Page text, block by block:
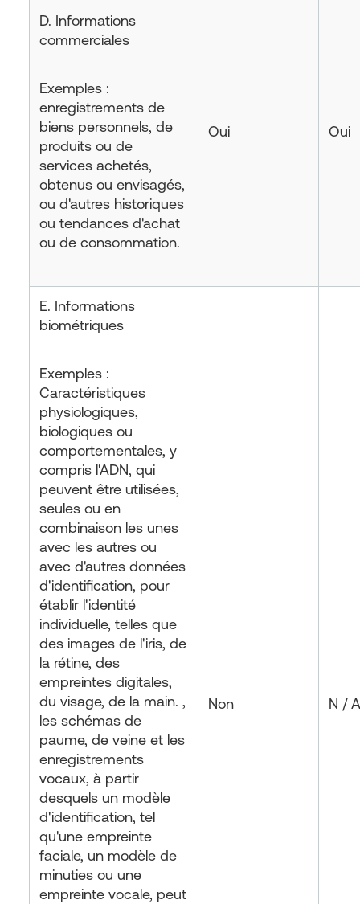
D. Informations
commerciales
Exemples :
enregistrements de
biens personnels, de
produits ou de
services achetés,
obtenus ou envisagés,
ou d'autres historiques
ou tendances d'achat
ou de consommation.
Oui Oui
E. Informations
biométriques
Exemples :
Caractéristiques
physiologiques,
biologiques ou
comportementales, y
compris l'ADN, qui
peuvent être utilisées,
seules ou en
combinaison les unes
avec les autres ou
avec d'autres données
d'identification, pour
établir l'identité
individuelle, telles que
des images de l'iris, de
la rétine, des
empreintes digitales,
du visage, de la main. ,
les schémas de
paume, de veine et les
enregistrements
vocaux, à partir
desquels un modèle
d'identification, tel
qu'une empreinte
faciale, un modèle de
minuties ou une
empreinte vocale, peut
Non N / A